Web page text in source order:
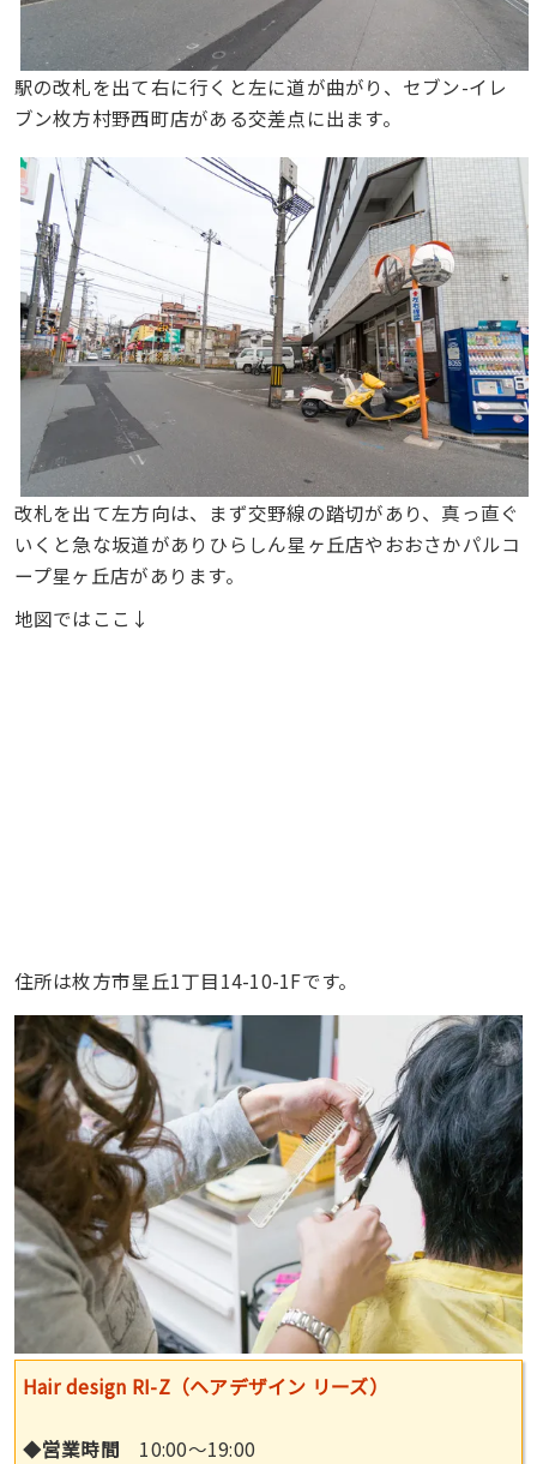
駅の改札を出て右に行くと左に道が曲がり、セブン-イレ
ブン枚方村野西町店がある交差点に出ます。
改札を出て左方向は、まず交野線の踏切があり、真っ直ぐ
いくと急な坂道がありひらしん星ヶ丘店やおおさかパルコ
ープ星ヶ丘店があります。
地図ではここ↓
住所は枚方市星丘1丁目14-10-1Fです。
Hair design RI-Z（ヘアデザイン リーズ）
◆営業時間 10:00〜19:00